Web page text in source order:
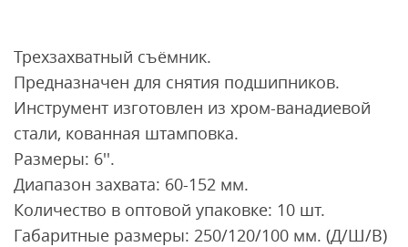
Трехзахватный съёмник.
Предназначен для снятия подшипников.
Инструмент изготовлен из хром-ванадиевой
стали, кованная штамповка.
Размеры: 6''.
Диапазон захвата: 60-152 мм.
Количество в оптовой упаковке: 10 шт.
Габаритные размеры: 250/120/100 мм. (Д/Ш/В)